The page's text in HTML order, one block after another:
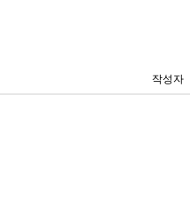
작성자